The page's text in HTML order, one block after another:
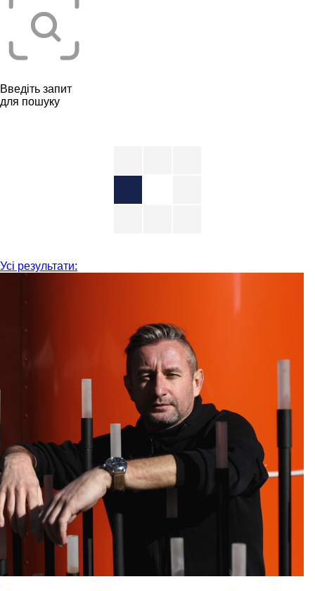
Введіть запит
для пошуку
Усі результати: